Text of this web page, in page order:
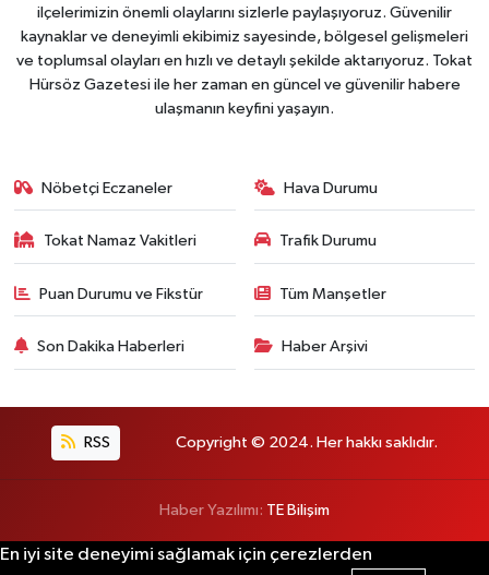
ilçelerimizin önemli olaylarını sizlerle paylaşıyoruz. Güvenilir
kaynaklar ve deneyimli ekibimiz sayesinde, bölgesel gelişmeleri
ve toplumsal olayları en hızlı ve detaylı şekilde aktarıyoruz. Tokat
Hürsöz Gazetesi ile her zaman en güncel ve güvenilir habere
ulaşmanın keyfini yaşayın.
Nöbetçi Eczaneler Hava Durumu
Tokat Namaz Vakitleri Trafik Durumu
Puan Durumu ve Fikstür Tüm Manşetler
Son Dakika Haberleri Haber Arşivi
RSS Copyright © 2024. Her hakkı saklıdır.
Haber Yazılımı: TE Bilişim
En iyi site deneyimi sağlamak için çerezlerden